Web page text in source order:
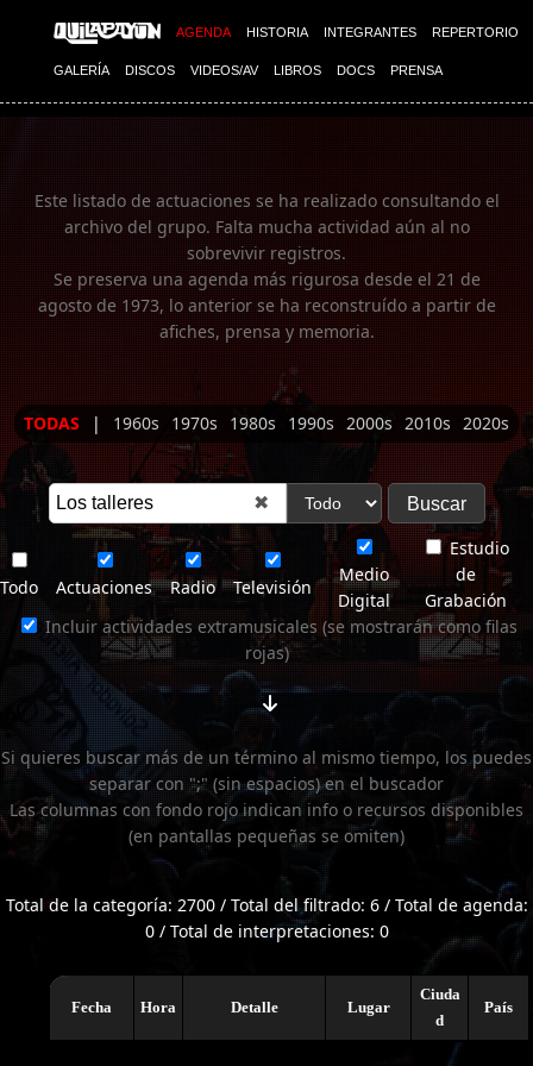
AGENDA HISTORIA INTEGRANTES REPERTORIO
GALERÍA DISCOS VIDEOS/AV LIBROS DOCS PRENSA
Imagen 01
Este listado de actuaciones se ha realizado consultando el
archivo del grupo. Falta mucha actividad aún al no
sobrevivir registros.
Se preserva una agenda más rigurosa desde el 21 de
agosto de 1973, lo anterior se ha reconstruído a partir de
afiches, prensa y memoria.
TODAS | 1960s 1970s 1980s 1990s 2000s 2010s 2020s
✖
Todo Actuaciones Radio Televisión
Medio
Digital
Estudio
de
Grabación
Incluir actividades extramusicales (se mostrarán como filas
rojas)
Si quieres buscar más de un término al mismo tiempo, los puedes
separar con ";" (sin espacios) en el buscador
Las columnas con fondo rojo indican info o recursos disponibles
(en pantallas pequeñas se omiten)
Total de la categoría: 2700 / Total del filtrado: 6 / Total de agenda:
0 / Total de interpretaciones: 0
Fecha Hora Detalle Lugar
Ciuda
d
País